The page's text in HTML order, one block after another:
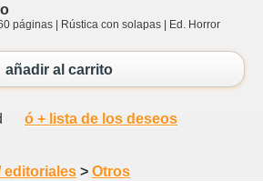
páginas | Rústica con solapas | Ed. Horror
añadir al carrito
ó + lista de los deseos
editoriales > Otros